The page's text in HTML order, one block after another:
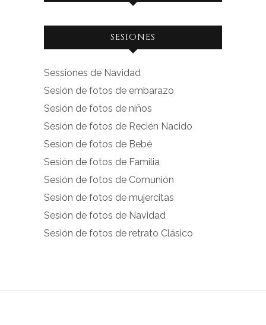
Ver
facebook.com
en
Facebook
Ver
instagram.com
en
Instagram
SESIONES
Sessiones de Navidad
Sesión de fotos de embarazo
Sesión de fotos de niños
Sesión de fotos de Recién Nacido
Sesion de fotos de Bebé
Sesión de fotos de Familia
Sesión de fotos de Comunión
Sesión de fotos de mujercitas
Sesión de fotos de Navidad
Sesión de fotos de retrato Clásico